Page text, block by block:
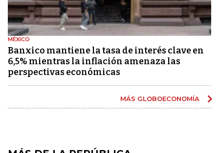
MÉXICO
Banxico mantiene la tasa de interés clave en
6,5% mientras la inflación amenaza las
perspectivas económicas
MÁS GLOBOECONOMÍA